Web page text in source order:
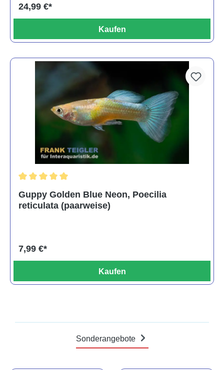
24,99 €*
Kaufen
Guppy Golden Blue Neon, Poecilia
reticulata (paarweise)
7,99 €*
Kaufen
Sonderangebote